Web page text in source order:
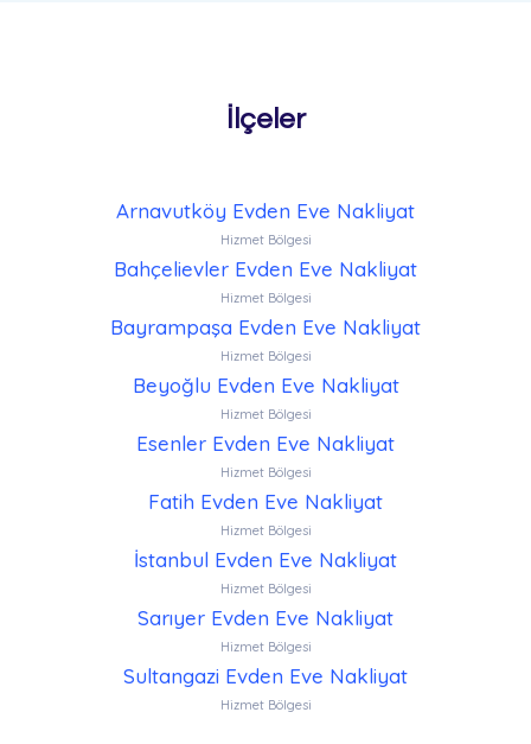
İlçeler
Arnavutköy Evden Eve Nakliyat
Hizmet Bölgesi
Bahçelievler Evden Eve Nakliyat
Hizmet Bölgesi
Bayrampaşa Evden Eve Nakliyat
Hizmet Bölgesi
Beyoğlu Evden Eve Nakliyat
Hizmet Bölgesi
Esenler Evden Eve Nakliyat
Hizmet Bölgesi
Fatih Evden Eve Nakliyat
Hizmet Bölgesi
İstanbul Evden Eve Nakliyat
Hizmet Bölgesi
Sarıyer Evden Eve Nakliyat
Hizmet Bölgesi
Sultangazi Evden Eve Nakliyat
Hizmet Bölgesi